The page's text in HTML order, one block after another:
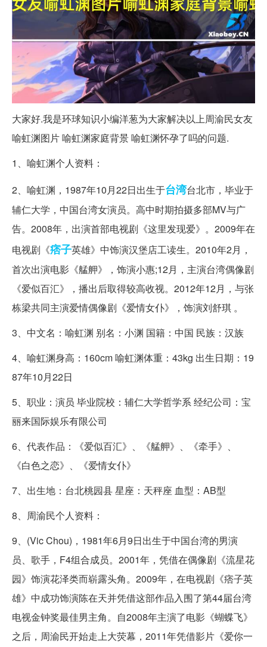
大家好.我是环球知识小编洋葱为大家解决以上周渝民女友
喻虹渊图片 喻虹渊家庭背景 喻虹渊怀孕了吗的问题.
1、喻虹渊个人资料：
2、喻虹渊，1987年10月22日出生于台湾台北市，毕业于
辅仁大学，中国台湾女演员。高中时期拍摄多部MV与广
告。2008年，出演首部电视剧《这里发现爱》。2009年在
电视剧《痞子英雄》中饰演汉堡店工读生。2010年2月，
首次出演电影《艋舺》，饰演小惠;12月，主演台湾偶像剧
《爱似百汇》，播出后取得较高收视。2012年12月，与张
栋梁共同主演爱情偶像剧《爱情女仆》，饰演刘舒琪 。
3、中文名：喻虹渊 别名：小渊 国籍：中国 民族：汉族
4、喻虹渊身高：160cm 喻虹渊体重：43kg 出生日期：19
87年10月22日
5、职业：演员 毕业院校：辅仁大学哲学系 经纪公司：宝
丽来国际娱乐有限公司
6、代表作品：《爱似百汇》、《艋舺》、《牵手》、
《白色之恋》、《爱情女仆》
7、出生地：台北桃园县 星座：天秤座 血型：AB型
8、周渝民个人资料：
9、(Vic Chou)，1981年6月9日出生于中国台湾的男演
员、歌手，F4组合成员。2001年，凭借在偶像剧《流星花
园》饰演花泽类而崭露头角。2009年，在电视剧《痞子英
雄》中成功饰演陈在天并凭借这部作品入围了第44届台湾
电视金钟奖最佳男主角。自2008年主演了电影《蝴蝶飞》
之后，周渝民开始走上大荧幕，2011年凭借影片《爱你一